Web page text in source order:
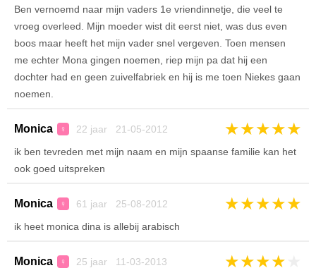
Ben vernoemd naar mijn vaders 1e vriendinnetje, die veel te
vroeg overleed. Mijn moeder wist dit eerst niet, was dus even
boos maar heeft het mijn vader snel vergeven. Toen mensen
me echter Mona gingen noemen, riep mijn pa dat hij een
dochter had en geen zuivelfabriek en hij is me toen Niekes gaan
noemen.
Monica ♀ 22 jaar 21-05-2012 ★★★★★
ik ben tevreden met mijn naam en mijn spaanse familie kan het
ook goed uitspreken
Monica ♀ 61 jaar 25-08-2012 ★★★★★
ik heet monica dina is allebij arabisch
Monica ♀ 25 jaar 11-03-2013 ★★★★